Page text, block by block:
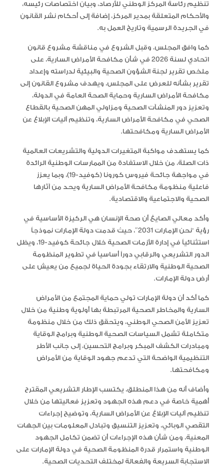
تنظيم رئاسة المركز الوطني للأرصاد، وبيان اختصاصات رئيسه،
والأحكام المتعلقة بمدير المركز، إضافة إلى أحكام نشر القانون
في الجريدة الرسمية وتاريخ العمل به.
كما وافق المجلس، وقبل الشروع في مناقشة مشروع قانون
اتحادي لسنة 2026 في شأن مكافحة الأمراض السارية، على
ملخص تقرير لجنة الشؤون الصحية والبيئية لدراسته وإعداد
تقرير بشأنه للعرض على المجلس، ويهدف مشروع القانون إلى
مكافحة الأمراض السارية وحماية الصحة العامة في الدولة،
وتعزيز دور المنشآت الصحية ومزاولي المهن الصحية بالقطاع
الصحي في مكافحة الأمراض السارية، وتنظيم آليات الإبلاغ عن
الأمراض السارية ومكافحتها.
كما يستهدف مواكبة المتغيرات الدولية والتشريعات العالمية
ذات الصلة، من خلال الاستفادة من الممارسات الوطنية الرائدة
في مواجهة جائحة فيروس كورونا (كوفيد-19)، وبما يعزز
فاعلية منظومة مكافحة الأمراض السارية ويحد من آثارها
الصحية والاجتماعية والاقتصادية.
وأكد معالي الصايغ أن صحة الإنسان هي الركيزة الأساسية في
رؤية “نحن الإمارات 2031″، حيث قدمت دولة الإمارات نموذجاً
استثنائياً في إدارة الأزمات الصحية خلال جائحة كوفيد-19، ويظل
الدور التشريعي والرقابي دوراً أساسياً في تطوير المنظومة
الصحية الوطنية والارتقاء بجودة الحياة لجميع من يعيش على
أرض دولة الإمارات.
كما أكد أن دولة الإمارات تولي حماية المجتمع من الأمراض
السارية والمخاطر الصحية المرتبطة بها أولوية وطنية من خلال
تعزيز الأمن الصحي الوطني، ويتحقق ذلك من خلال منظومة
متكاملة تشمل السياسات الصحية الوطنية وبرامج الوقاية
ومبادرات الكشف المبكر وبرامج التحسين، إلى جانب الأطر
التنظيمية الواضحة التي تدعم جهود الوقاية من الأمراض
ومكافحتها.
وأضاف أنه من هذا المنطلق، يكتسب الإطار التشريعي المقترح
أهمية خاصة في دعم هذه الجهود وتعزيز فعاليتها من خلال
تنظيم آليات الإبلاغ عن الأمراض السارية، وتوضيح إجراءات
التقصي الوبائي، وتعزيز التنسيق وتبادل المعلومات بين الجهات
المعنية، ومن شأن هذه الإجراءات أن تضمن تكامل الجهود
الوطنية واستمرار قدرة المنظومة الصحية في دولة الإمارات على
الاستجابة السريعة والفعالة لمختلف التحديات الصحية.